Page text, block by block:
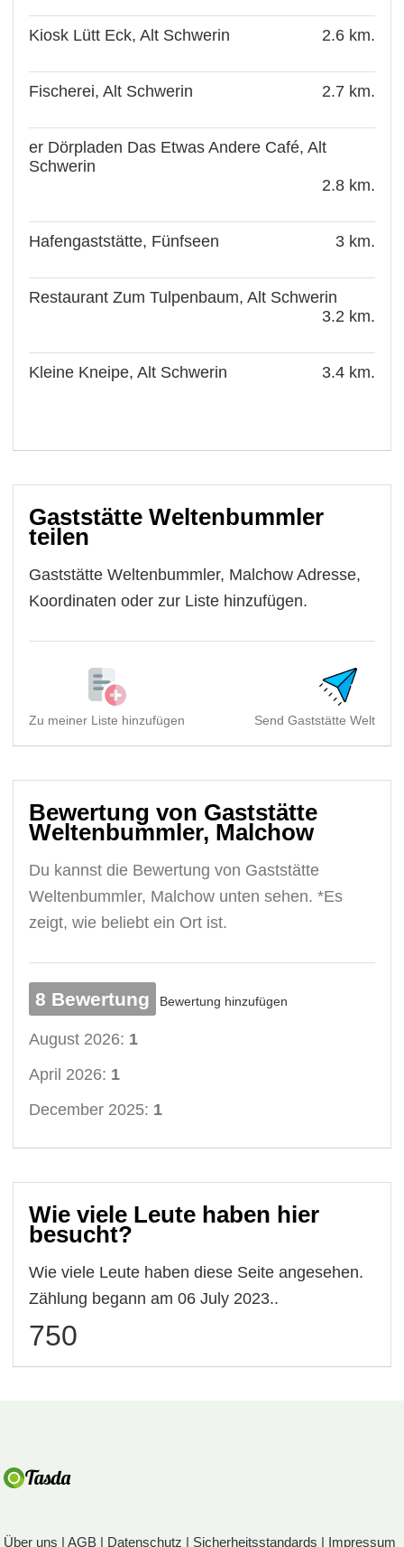
Kiosk Lütt Eck, Alt Schwerin 2.6 km.
Fischerei, Alt Schwerin 2.7 km.
er Dörpladen Das Etwas Andere Café, Alt
Schwerin
2.8 km.
Hafengaststätte, Fünfseen 3 km.
Restaurant Zum Tulpenbaum, Alt Schwerin
3.2 km.
Kleine Kneipe, Alt Schwerin 3.4 km.
Gaststätte Weltenbummler
teilen
Gaststätte Weltenbummler, Malchow Adresse,
Koordinaten oder zur Liste hinzufügen.
Zu meiner Liste hinzufügen Send Gaststätte
Bewertung von Gaststätte
Weltenbummler, Malchow
Du kannst die Bewertung von Gaststätte
Weltenbummler, Malchow unten sehen. *Es
zeigt, wie beliebt ein Ort ist.
8 Bewertung Bewertung hinzufügen
August 2026: 1
April 2026: 1
December 2025: 1
Wie viele Leute haben hier
besucht?
Wie viele Leute haben diese Seite angesehen.
Zählung begann am 06 July 2023..
750
Über uns |AGB | Datenschutz | Sicherheitsstandards | Impressum